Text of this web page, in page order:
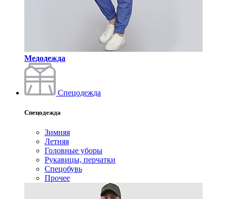
Медодежда
Спецодежда
Спецодежда
Зимняя
Летняя
Головные уборы
Рукавицы, перчатки
Спецобувь
Прочее